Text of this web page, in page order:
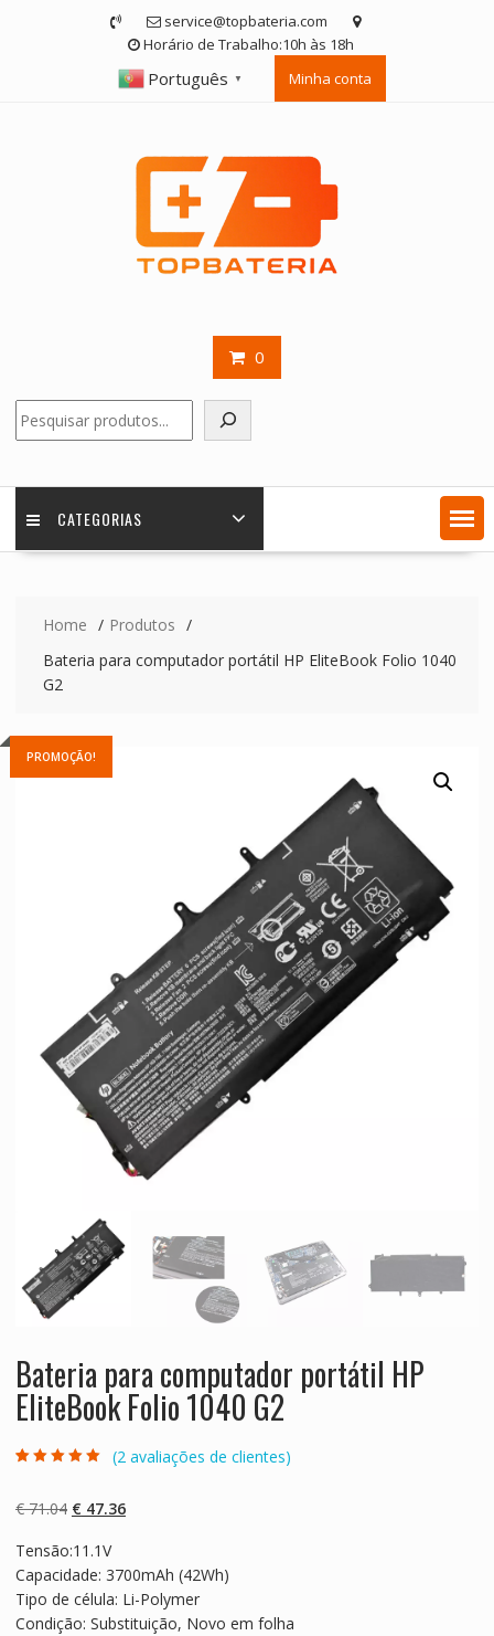
service@topbateria.com
Horário de Trabalho:10h às 18h
Português ▼ Minha conta
0
CATEGORIAS
Home
Produtos
Bateria para computador portátil HP EliteBook Folio 1040
G2
PROMOÇÃO!
Bateria para computador portátil HP
EliteBook Folio 1040 G2
com base em
classificaçõe
(2 avaliações de clientes)
€71.04 O
original
era:
€ 71.04.
€47.36O
é:
€ 47.36.
Tensão:11.1V
Capacidade: 3700mAh (42Wh)
Tipo de célula: Li-Polymer
Condição: Substituição, Novo em folha